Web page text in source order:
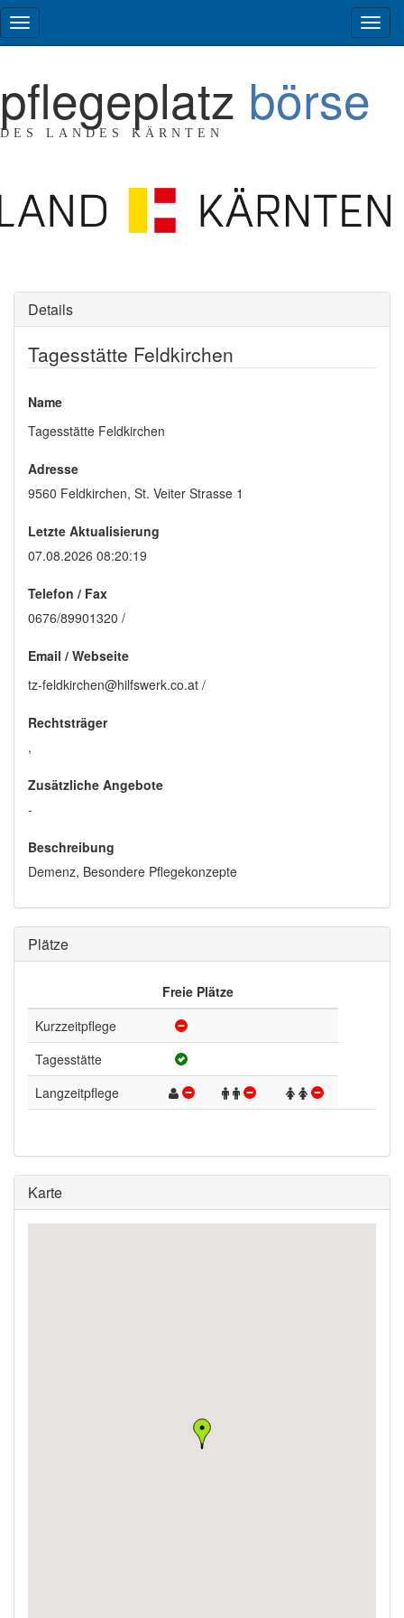
pflegeplatz börse
DES LANDES KÄRNTEN
Details
Tagesstätte Feldkirchen
Name
Tagesstätte Feldkirchen
Adresse
9560 Feldkirchen, St. Veiter Strasse 1
Letzte Aktualisierung
07.08.2026 08:20:19
Telefon / Fax
0676/89901320 /
Email / Webseite
tz-feldkirchen@hilfswerk.co.at /
Rechtsträger
,
Zusätzliche Angebote
-
Beschreibung
Demenz, Besondere Pflegekonzepte
Plätze
Freie Plätze
Kurzzeitpflege
Tagesstätte
Langzeitpflege
Karte